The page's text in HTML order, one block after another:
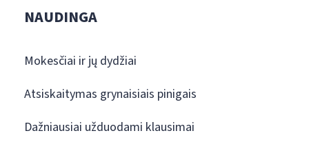
NAUDINGA
Mokesčiai ir jų dydžiai
Atsiskaitymas grynaisiais pinigais
Dažniausiai užduodami klausimai